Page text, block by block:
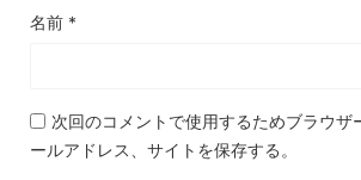
名前 *
次回のコメントで使用するためブラウザ
ールアドレス、サイトを保存する。